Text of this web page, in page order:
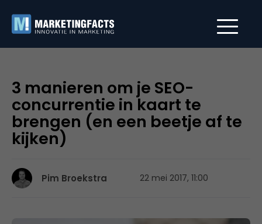
3 manieren om je SEO-
concurrentie in kaart te
brengen (en een beetje af te
kijken)
Pim Broekstra 22 mei 2017, 11:00